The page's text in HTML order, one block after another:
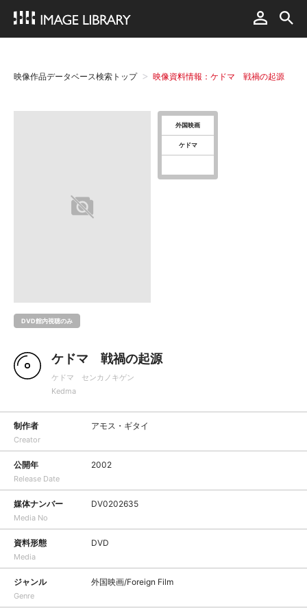
映像作品データベース検索トップ 映像資料情報：ケドマ 戦禍の起源
DVD館内視聴のみ
外国映画
ケドマ
ケドマ 戦禍の起源
ケドマ センカノキゲン
Kedma
制作者
Creator
アモス・ギタイ
公開年
Release Date
2002
媒体ナンバー
Media No
DV0202635
資料形態
Media
DVD
ジャンル
Genre
外国映画/Foreign Film